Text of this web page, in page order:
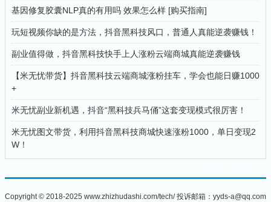
基因修复胶囊NLP真的有用吗 效果怎么样 [购买指南]
玩短视频你缺的是方法，抖音黑科技风口，普通人真能逆袭赚钱！
副业值得做，抖音黑科技快手上人涨粉云端商城真能逆袭赚钱
【米无忧带货】抖音黑科技云端商城涨粉挂车，学会也能日赚1000
+
米无忧副业新机遇，抖音“黑科技兵马俑”这套变现模式很厉害！
米无忧图文带货，利用抖音黑科技商城快速涨粉1000，单日变现2
W！
Copyright © 2018-2025 www.zhizhudashi.com/tech/ 投诉邮箱：yyds-a@qq.com